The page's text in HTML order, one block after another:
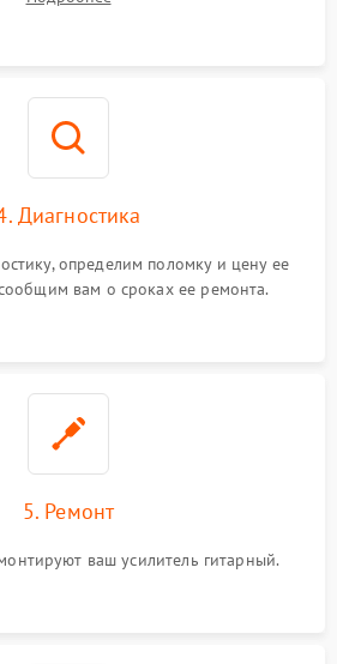
Диагностика
определим поломку и цену ее
вам о сроках ее ремонта.
5. Ремонт
ваш усилитель гитарный.